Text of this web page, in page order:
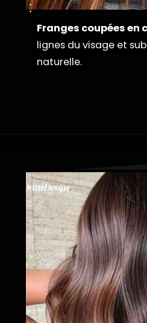
Franges coupées en
lignes du visage et
naturelle.
Franges coupées en
lignes du visage et
naturelle.